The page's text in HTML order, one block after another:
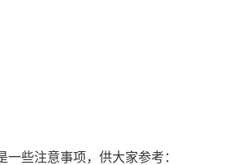
些注意事项，供大家参考：